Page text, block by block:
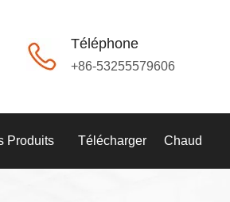
Téléphone
+86-53255579606
Produits Télécharger Chaud